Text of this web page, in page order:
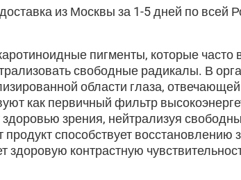
из Москвы за 1-5 дней по всей
пигменты, которые
свободные радикалы. В
области глаза,
как первичный фильтр
зрения, нейтрализуя
продукт способствует восстановлению
здоровую контрастную